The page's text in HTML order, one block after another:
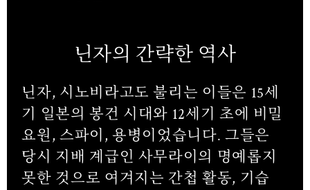
닌자의 간략한 역사
닌자, 시노비라고도 불리는 이들은 15세
기 일본의 봉건 시대와 12세기 초에 비밀
요원, 스파이, 용병이었습니다. 그들은
당시 지배 계급인 사무라이의 명예롭지
못한 것으로 여겨지는 간첩 활동, 기습